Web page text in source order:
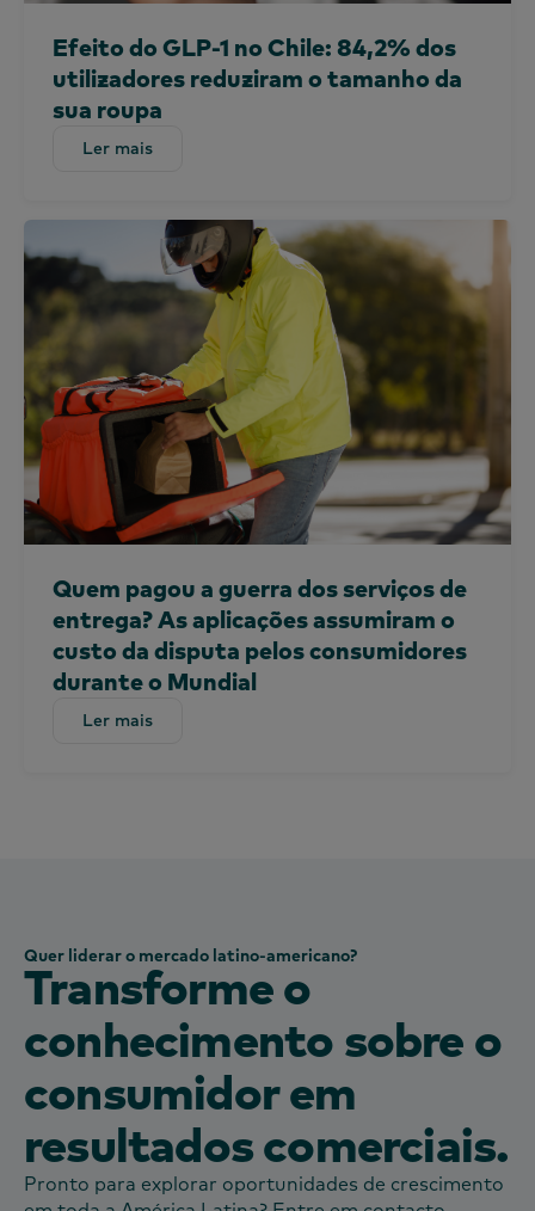
Portugal
Arábia Saudita
Escócia
África do Sul
Sri Lanka
Taiwan
Tailândia
Uganda
Reino Unido e Irlanda
Emirados Árabes Unidos
Reino Unido
Estados Unidos
Vietname
Efeito do GLP-1 no Chile: 84,2% dos
utilizadores reduziram o tamanho da
sua roupa
Ler mais
Quem pagou a guerra dos serviços de
entrega? As aplicações assumiram o
custo da disputa pelos consumidores
durante o Mundial
Ler mais
Quer liderar o mercado latino-americano?
Transforme o
conhecimento sobre o
consumidor em
resultados comerciais.
Pronto para explorar oportunidades de crescimento